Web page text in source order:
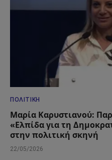
ΠΟΛΙΤΙΚΉ
Μαρία Καρυστιανού:
«Ελπίδα για τη
στην πολιτική σκηνή
22/05/2026